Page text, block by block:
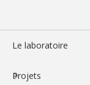
contenu
principal
Le laboratoire
Projets